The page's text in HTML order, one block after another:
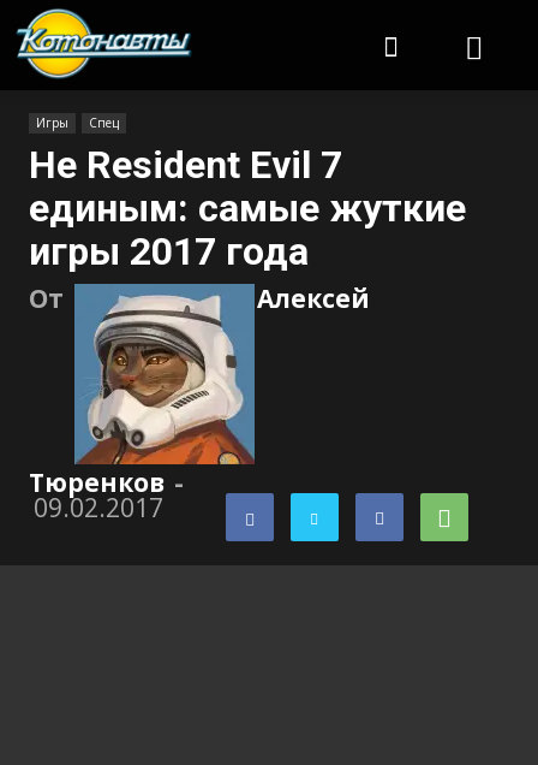
Игры Спец
Не Resident Evil 7
единым: самые жуткие
игры 2017 года
От Алексей
Тюренков -
09.02.2017